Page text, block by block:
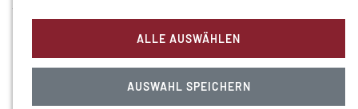
17
können wir Kohlendioxid
nutzen?
ALLE AUSWÄHLEN
AUSWAHL SPEICHERN